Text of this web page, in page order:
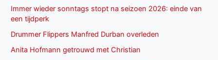
Immer wieder sonntags stopt na seizoen 2026: einde van
een tijdperk
Drummer Flippers Manfred Durban overleden
Anita Hofmann getrouwd met Christian